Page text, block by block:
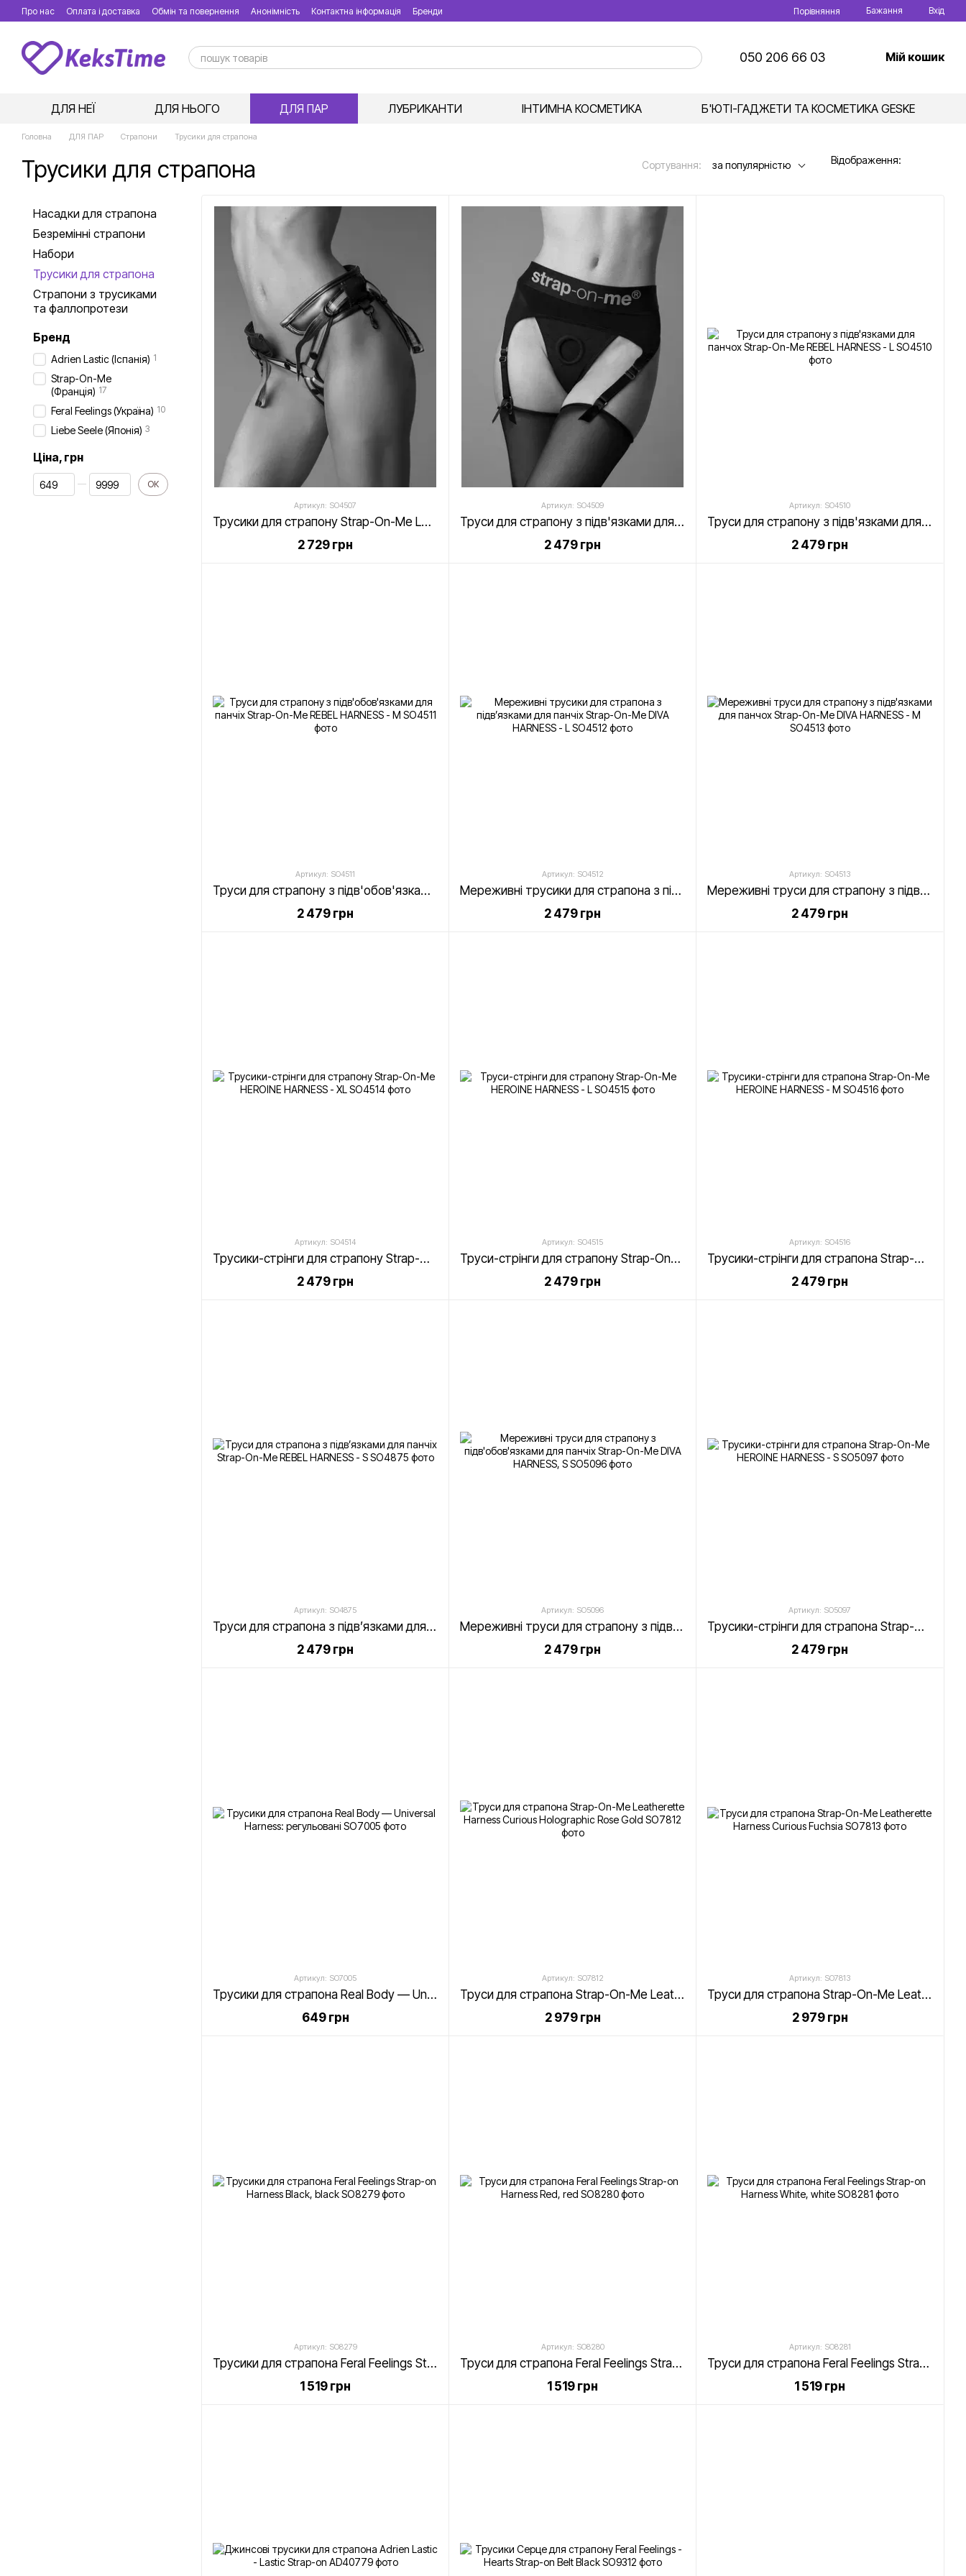
Перейти до основного контенту
Про нас Оплата і доставка Обмін та повернення Анонімність Контактна інформація Бренди Порівняння Бажання Вхід
050 206 66 03 Мій кошик
ДЛЯ НЕЇ ДЛЯ НЬОГО ДЛЯ ПАР ЛУБРИКАНТИ ІНТИМНА КОСМЕТИКА Б'ЮТІ-ГАДЖЕТИ ТА КОСМЕТИКА GESKE
Головна ДЛЯ ПАР Страпони Трусики для страпона
Трусики для страпона Сортування: за популярністю Відображення:
Артикул: SO4507
Трусики для страпону Strap-On-Me Leatherette Harness DESIROUS
2 729 грн
Артикул: SO4509
Труси для страпону з підв'язками для панчох Strap-On-Me REBEL HARNESS - XL
2 479 грн
Артикул: SO4510
Труси для страпону з підв'язками для панчох Strap-On-Me REBEL HARNESS - L
2 479 грн
Артикул: SO4511
Труси для страпону з підв'обов'язками для панчіх Strap-On-Me REBEL HARNESS - M
2 479 грн
Артикул: SO4512
Мереживні трусики для страпона з підв’язками для панчіх Strap-On-Me DIVA HARNESS - L
2 479 грн
Артикул: SO4513
Мереживні труси для страпону з підв'язками для панчох Strap-On-Me DIVA HARNESS - M
2 479 грн
Артикул: SO4514
Трусики-стрінги для страпону Strap-On-Me HEROINE HARNESS - XL
2 479 грн
Артикул: SO4515
Труси-стрінги для страпону Strap-On-Me HEROINE HARNESS - L
2 479 грн
Артикул: SO4516
Трусики-стрінги для страпона Strap-On-Me HEROINE HARNESS - M
2 479 грн
Артикул: SO4875
Труси для страпона з підв’язками для панчіх Strap-On-Me REBEL HARNESS - S
2 479 грн
Артикул: SO5096
Мереживні труси для страпону з підв'обов'язками для панчіх Strap-On-Me DIVA HARNESS, S
2 479 грн
Артикул: SO5097
Трусики-стрінги для страпона Strap-On-Me HEROINE HARNESS - S
2 479 грн
Артикул: SO7005
Трусики для страпона Real Body — Universal Harness: регульовані
649 грн
Артикул: SO7812
Труси для страпона Strap-On-Me Leatherette Harness Curious Holographic Rose Gold
2 979 грн
Артикул: SO7813
Труси для страпона Strap-On-Me Leatherette Harness Curious Fuchsia
2 979 грн
Артикул: SO8279
Трусики для страпона Feral Feelings Strap-on Harness Black, black
1 519 грн
Артикул: SO8280
Труси для страпона Feral Feelings Strap-on Harness Red, red
1 519 грн
Артикул: SO8281
Труси для страпона Feral Feelings Strap-on Harness White, white
1 519 грн
Насадки для страпона
Безремінні страпони
Набори
Трусики для страпона
Страпони з трусиками
та фаллопротези
Бренд
Adrien Lastic (Іспанія) 1
Strap-On-Me
(Франція) 17
Feral Feelings (Україна) 10
Liebe Seele (Японія) 3
Ціна, грн
Від Ціна, грн
До Ціна, грн ОК